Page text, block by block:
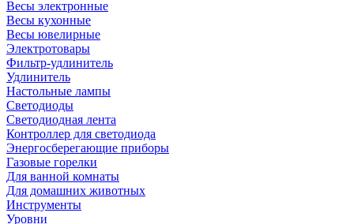
Весы электронные
Весы кухонные
Весы ювелирные
Электротовары
Фильтр-удлинитель
Удлинитель
Настольные лампы
Светодиоды
Светодиодная лента
Контроллер для светодиода
Энергосберегающие приборы
Газовые горелки
Для ванной комнаты
Для домашних животных
Инструменты
Уровни